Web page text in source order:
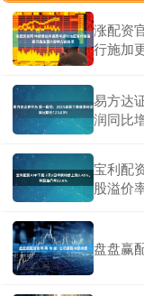
涨配资
行施加
易方达
润同比
宝利配
股溢价
盘盘赢